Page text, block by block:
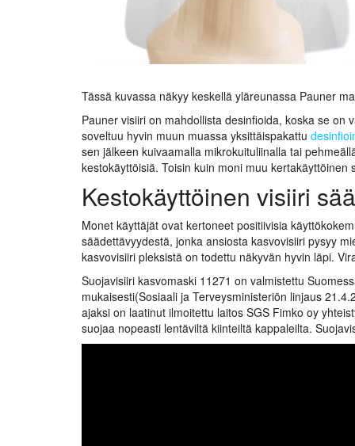
Tässä kuvassa näkyy keskellä yläreunassa Pauner
Pauner visiiri on mahdollista desinfioida, koska se on
soveltuu hyvin muun muassa yksittäispakattu
sen jälkeen kuivaamalla mikrokuituliinalla tai
kestokäyttöisiä. Toisin kuin moni muu kertakäyttöinen
Kestokäyttöinen visiiri
Monet käyttäjät ovat kertoneet positiivisia
säädettävyydestä, jonka ansiosta kasvovisiiri pysyy
kasvovisiiri pleksistä on todettu näkyvän hyvin läpi.
Suojavisiiri kasvomaski 11271 on valmistettu
mukaisesti(Sosiaali ja Terveysministeriön linjaus
ajaksi on laatinut ilmoitettu laitos SGS Fimko oy
suojaa nopeasti lentäviltä kiinteiltä kappaleilta.